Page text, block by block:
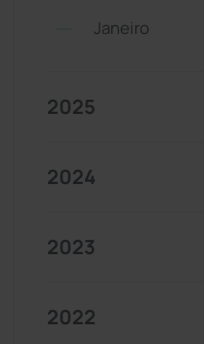
Janeiro
2025
2024
2023
2022